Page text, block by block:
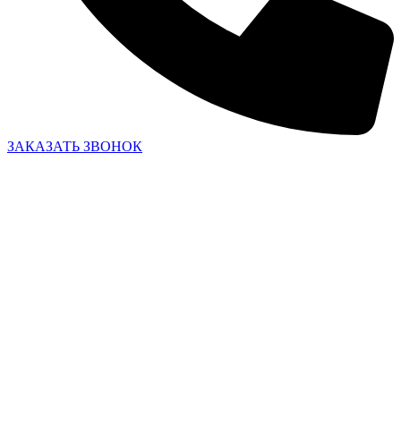
ЗАКАЗАТЬ ЗВОНОК